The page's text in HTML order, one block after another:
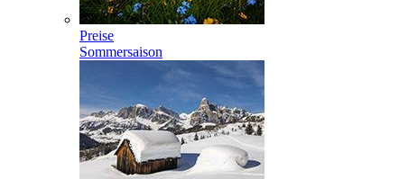
Preise
Sommersaison